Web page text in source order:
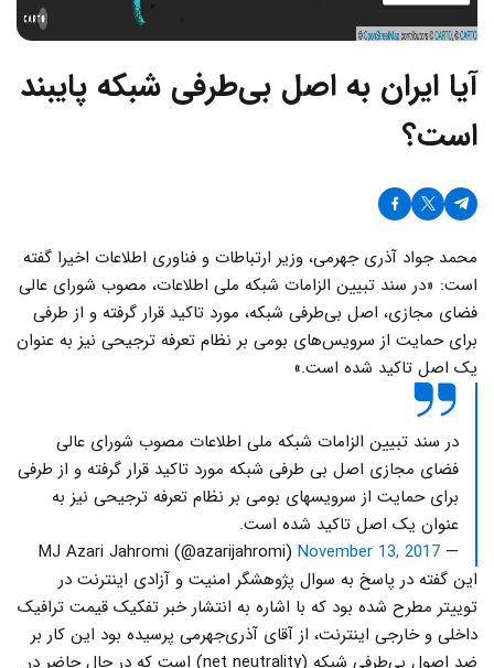
آیا ایران به اصل بی‌طرفی شبکه پایبند
است؟
محمد جواد آذری جهرمی، وزیر ارتباطات و فناوری اطلاعات اخیرا گفته
است: «در سند تبیین الزامات شبکه ملی اطلاعات، مصوب شورای عالی
فضای مجازی، اصل بی‌طرفی شبکه، مورد تاکید قرار گرفته و از طرفی
برای حمایت از سرویس‌های بومی بر نظام تعرفه ترجیحی نیز به عنوان
یک اصل تاکید شده است.»
در سند تبیین الزامات شبکه ملی اطلاعات مصوب شورای عالی
فضای مجازی اصل بی طرفی شبکه مورد تاکید قرار گرفته و از طرفی
برای حمایت از سرویسهای بومی بر نظام تعرفه ترجیحی نیز به
عنوان یک اصل تاکید شده است.
— MJ Azari Jahromi (@azarijahromi)
November 13, 2017
این گفته در پاسخ به سوال پژوهشگر امنیت و آزادی اینترنت در
توییتر مطرح شده بود که با اشاره به انتشار خبر تفکیک قیمت ترافیک
داخلی و خارجی اینترنت، از آقای آذری‌جهرمی پرسیده بود این کار بر
ضد اصول بی‌طرفی شبکه (net neutrality) است که در حال حاضر در